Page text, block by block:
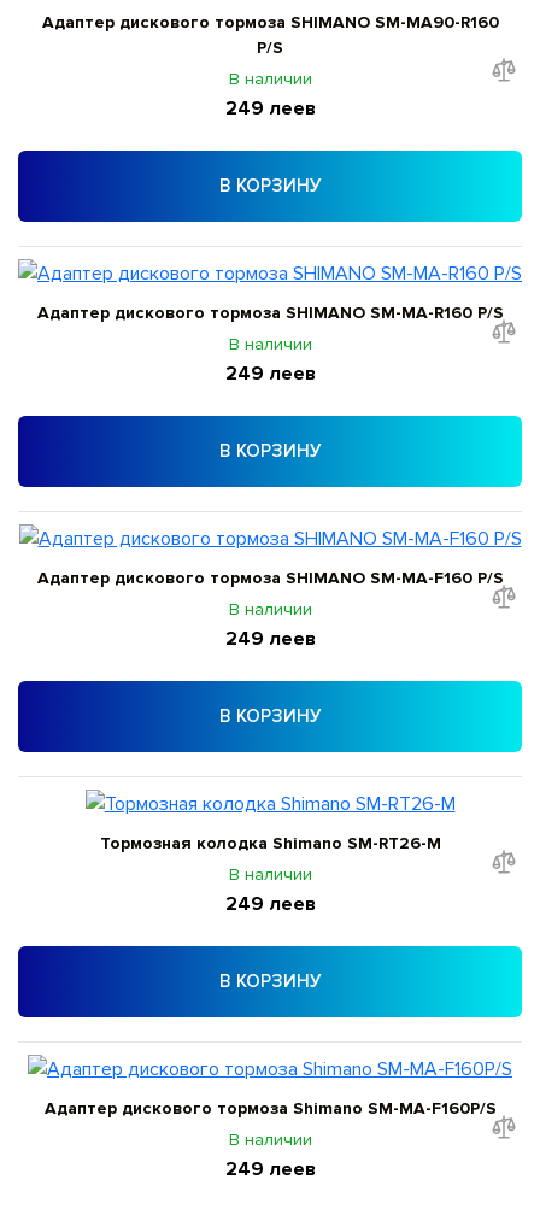
Адаптер дискового тормоза SHIMANO SM-MA90-R160
P/S
В наличии
249 леев
В КОРЗИНУ
Адаптер дискового тормоза SHIMANO SM-MA-R160 P/S
В наличии
249 леев
В КОРЗИНУ
Адаптер дискового тормоза SHIMANO SM-MA-F160 P/S
В наличии
249 леев
В КОРЗИНУ
Тормозная колодка Shimano SM-RT26-M
В наличии
249 леев
В КОРЗИНУ
Адаптер дискового тормоза Shimano SM-MA-F160P/S
В наличии
249 леев